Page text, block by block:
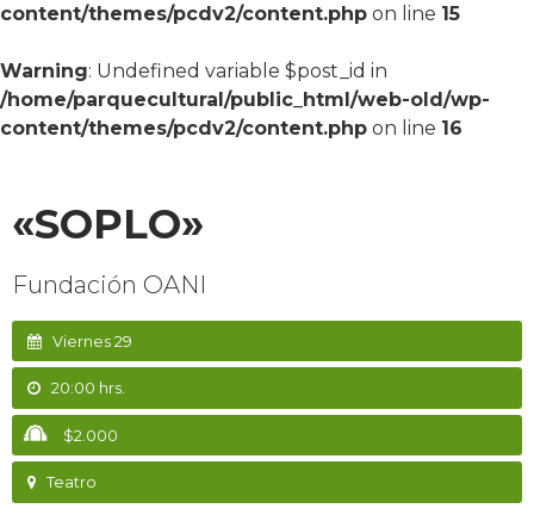
content/themes/pcdv2/content.php on line 15
Warning: Undefined variable $post_id in
/home/parquecultural/public_html/web-old/wp-
content/themes/pcdv2/content.php on line 16
«SOPLO»
Fundación OANI
Viernes 29
20:00 hrs.
$2.000
Teatro